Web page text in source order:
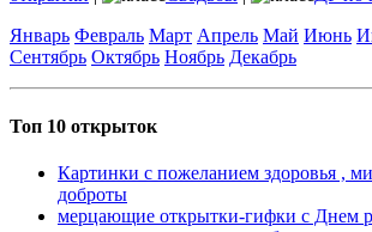
Январь Февраль Март Апрель Май Июнь
Сентябрь Октябрь Ноябрь Декабрь
Топ 10 открыток
Картинки с пожеланием здоровья ,
доброты
мерцающие открытки-гифки с Днем